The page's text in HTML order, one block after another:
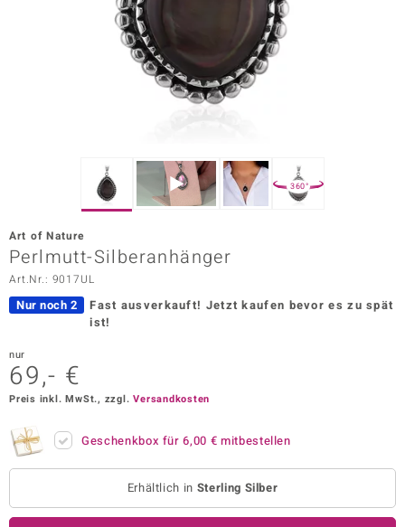
Vogue
360°
Art of Nature
Perlmutt-Silberanhänger
Art.Nr.: 9017UL
Nur noch 2 Fast ausverkauft! Jetzt kaufen bevor es zu spät
ist!
nur
69,- €
Preis inkl. MwSt., zzgl.Versandkosten
Geschenkbox für6,00 € mitbestellen
Erhältlich in Sterling Silber